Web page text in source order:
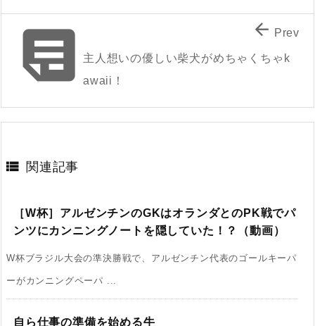
主人想いの優しい柴犬がめちゃくちゃk
awaii！
 Prev
 関連記事
［W杯］アルゼンチンのGKはオランダとのPK戦でパ
ンツにカンニングノートを隠していた！？（動画）
W杯ブラジル大会の準決勝戦で、アルゼンチン代表のゴールキーパ
ーがカンニングペーパ ...
自ら仕事の準備を始める牛